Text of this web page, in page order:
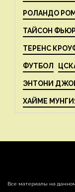
РОЛАНДО
ТАЙСОН
ТЕРЕНС
ФУТБОЛ
ЭНТОНИ
ХАЙМЕ
Все материалы на